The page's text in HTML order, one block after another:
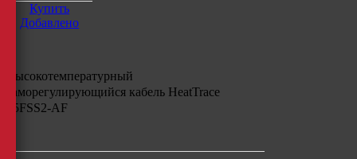
Купить
Добавлено
Высокотемпературный
саморегулирующийся кабель HeatTrace
45FSS2-AF